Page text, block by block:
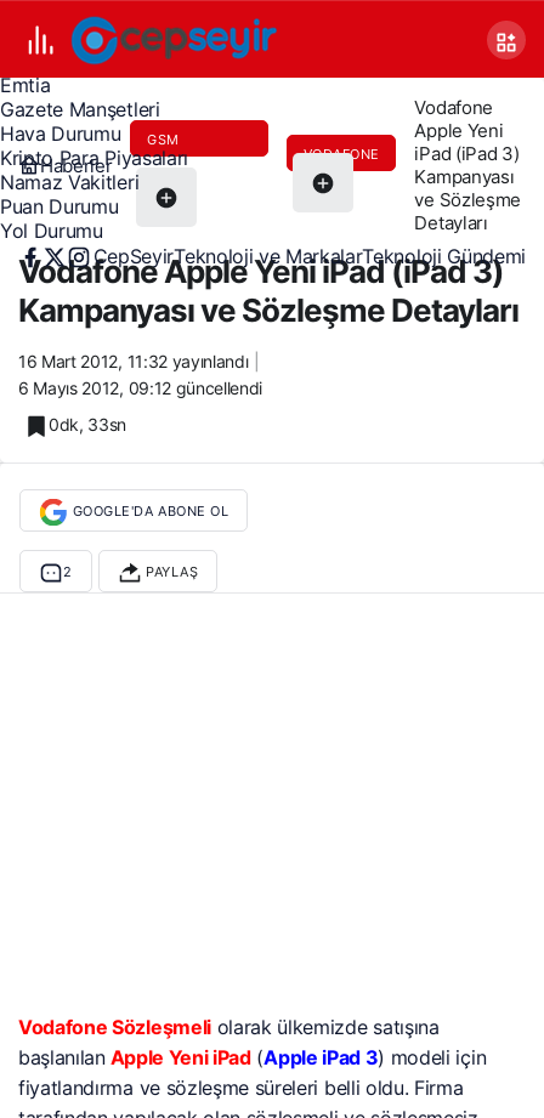
Covid 19
Döviz Kurları
Emtia
Gazete Manşetleri
Hava Durumu
Kripto Para Piyasaları
Namaz Vakitleri
Puan Durumu
Yol Durumu
CepSeyirTeknoloji ve MarkalarTeknoloji Gündemi
Haberler
GSM
VODAFONE
Vodafone
Apple Yeni
iPad (iPad 3)
Kampanyası
ve Sözleşme
Detayları
Vodafone Apple Yeni iPad (iPad 3)
Kampanyası ve Sözleşme Detayları
16 Mart 2012, 11:32yayınlandı
6 Mayıs 2012, 09:12güncellendi
0dk, 33sn
GOOGLE'DA ABONE OL
2 PAYLAŞ
Vodafone Sözleşmeliolarak ülkemizde satışına
başlanılanApple Yeni iPad(Apple iPad 3) modeli için
fiyatlandırma ve sözleşme süreleri belli oldu. Firma